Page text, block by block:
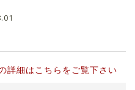
詳細はこちらをご覧下さい